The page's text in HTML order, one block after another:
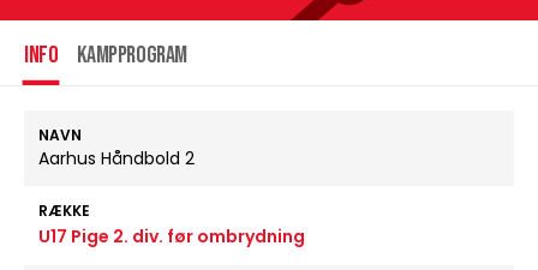
INFO Kampprogram
NAVN
Aarhus Håndbold 2
RÆKKE
U17 Pige 2. div. før ombrydning